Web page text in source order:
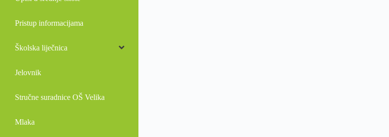
Pristup informacijama
Školska liječnica
Jelovnik
Stručne suradnice OŠ Velika
Mlaka